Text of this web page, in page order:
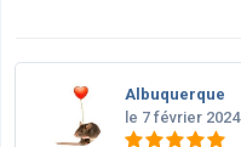
Albuquerque
le 7 février 2024